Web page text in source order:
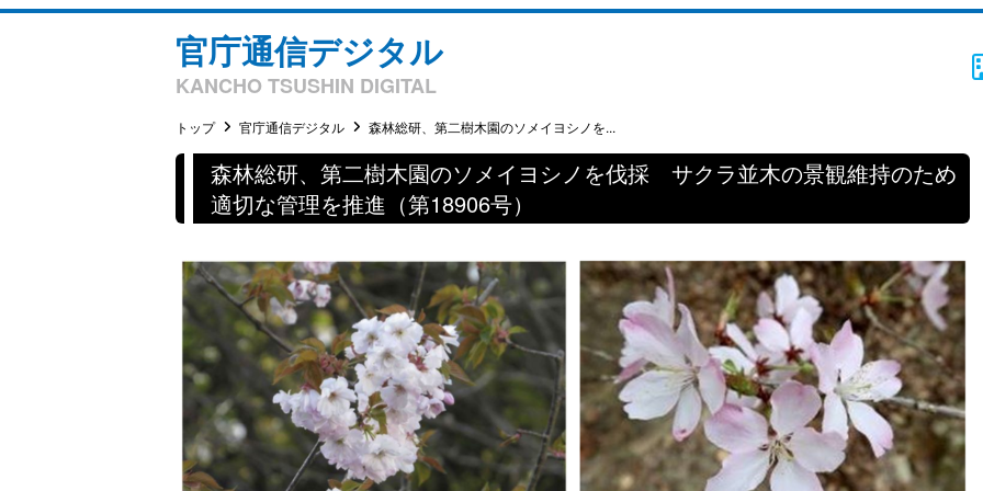
官庁通信デジタル
KANCHO TSUSHIN DIGITAL
トップ 官庁通信デジタル 森林総研、第二樹木園のソメイヨシノを...
森林総研、第二樹木園のソメイヨシノを伐採 サクラ並木の景観維持のため
適切な管理を推進（第18906号）